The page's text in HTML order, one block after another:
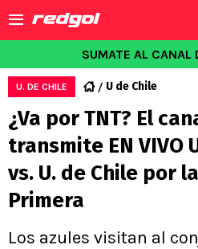
SUMATE AL CANAL
U. DE CHILE U de Chile
¿Va por TNT? El
transmite EN VIVO
vs. U. de Chile por
Primera
Los azules visitan al